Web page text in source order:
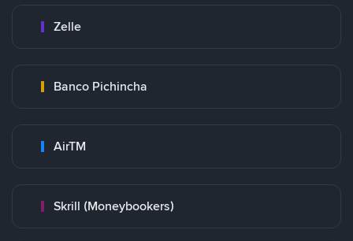
Zelle
Banco Pichincha
AirTM
Skrill (Moneybookers)